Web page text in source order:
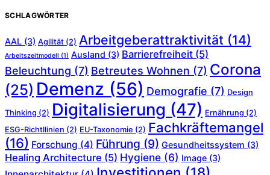
SCHLAGWÖRTER
AAL (3) Agilität (2) Arbeitgeberattraktivität (14)
Arbeitszeitmodell (1) Ausland (3) Barrierefreiheit (5)
Beleuchtung (7) Betreutes Wohnen (7) Corona
(25) Demenz (56) Demografie (7) Design
Thinking (2) Digitalisierung (47) Ernährung (2)
ESG-Richtllinien (2) EU-Taxonomie (2) Fachkräftemangel
(16) Forschung (4) Führung (9) Gesundheitssystem (3)
Healing Architecture (5) Hygiene (6) Image (3)